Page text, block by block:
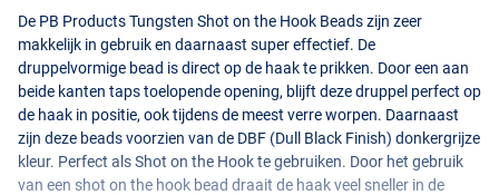
De PB Products Tungsten Shot on the Hook Beads zijn zeer
makkelijk in gebruik en daarnaast super effectief. De
druppelvormige bead is direct op de haak te prikken. Door een aan
beide kanten taps toelopende opening, blijft deze druppel perfect op
de haak in positie, ook tijdens de meest verre worpen. Daarnaast
zijn deze beads voorzien van de DBF (Dull Black Finish) donkergrijze
kleur. Perfect als Shot on the Hook te gebruiken. Door het gebruik
van een shot on the hook bead draait de haak veel sneller in de